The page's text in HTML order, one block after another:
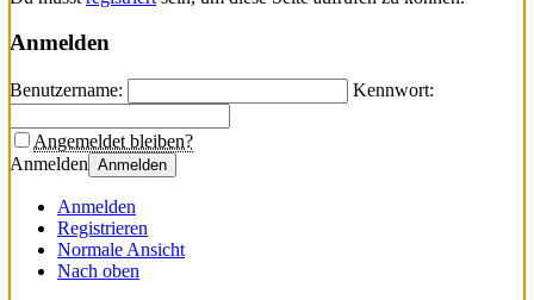
Anmelden
Benutzername: Kennwort:
Angemeldet bleiben?
Anmelden Anmelden
Anmelden
Registrieren
Normale Ansicht
Nach oben